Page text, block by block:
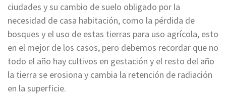
ciudades y su cambio de suelo obligado por la
necesidad de casa habitación, como la pérdida de
bosques y el uso de estas tierras para uso agrícola, esto
en el mejor de los casos, pero debemos recordar que no
todo el año hay cultivos en gestación y el resto del año
la tierra se erosiona y cambia la retención de radiación
en la superficie.